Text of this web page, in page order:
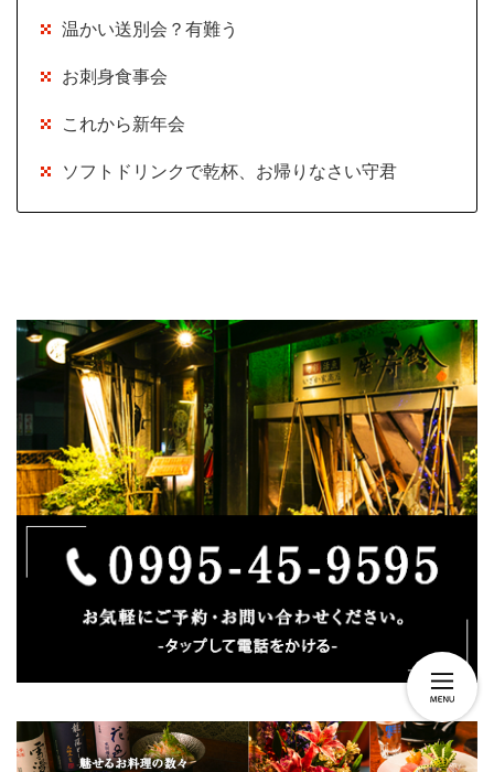
温かい送別会？有難う
お刺身食事会
これから新年会
ソフトドリンクで乾杯、お帰りなさい守君